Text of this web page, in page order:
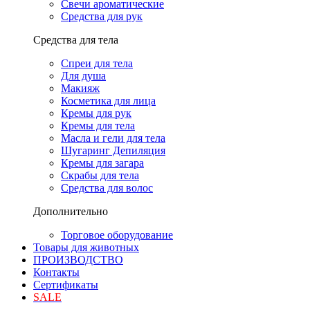
Свечи ароматические
Средства для рук
Средства для тела
Спреи для тела
Для душа
Макияж
Косметика для лица
Кремы для рук
Кремы для тела
Масла и гели для тела
Шугаринг Депиляция
Кремы для загара
Скрабы для тела
Средства для волос
Дополнительно
Торговое оборудование
Товары для животных
ПРОИЗВОДСТВО
Контакты
Сертификаты
SALE